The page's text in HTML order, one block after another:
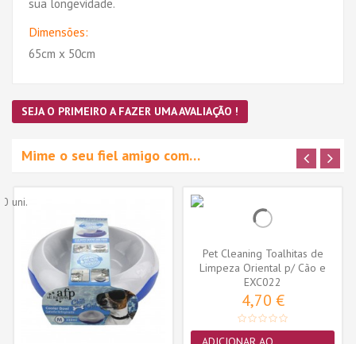
Dimensões:
65cm x 50cm
SEJA O PRIMEIRO A FAZER UMA AVALIAÇÃO !
Mime o seu fiel amigo com…
Pet Cleaning Toalhitas de
Limpeza Oriental p/ Cão e
Gato...
EXC022
4,70 €